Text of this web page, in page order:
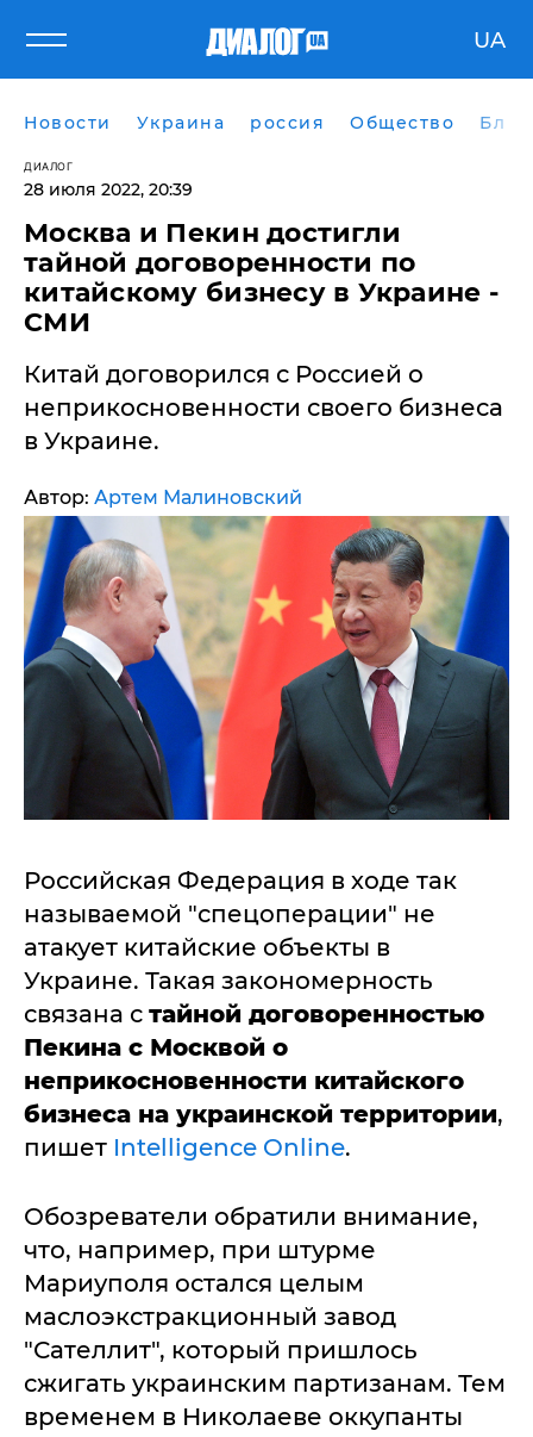
UA
Новости Украина россия Общество
ДИАЛОГ
28 июля 2022, 20:39
Москва и Пекин достигли
тайной договоренности по
китайскому бизнесу в Украине -
СМИ
Китай договорился с Россией о
неприкосновенности своего бизнеса
в Украине.
Автор: Артем Малиновский
Российская Федерация в ходе так
называемой "спецоперации" не
атакует китайские объекты в
Украине. Такая закономерность
связана с тайной договоренностью
Пекина с Москвой о
неприкосновенности китайского
бизнеса на украинской территории,
пишет Intelligence Online.
Обозреватели обратили внимание,
что, например, при штурме
Мариуполя остался целым
маслоэкстракционный завод
"Сателлит", который пришлось
сжигать украинским партизанам. Тем
временем в Николаеве оккупанты